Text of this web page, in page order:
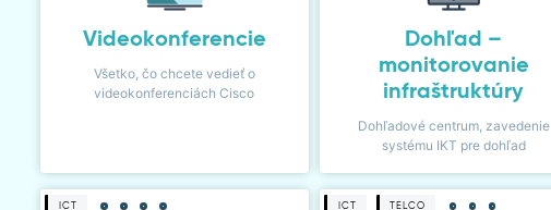
Videokonferencie
Všetko, čo chcete vedieť o
videokonferenciách Cisco
Dohľad –
monitorovanie
infraštruktúry
Dohľadové centrum, zavedenie
systému IKT pre dohľad
ICT ICT TELCO